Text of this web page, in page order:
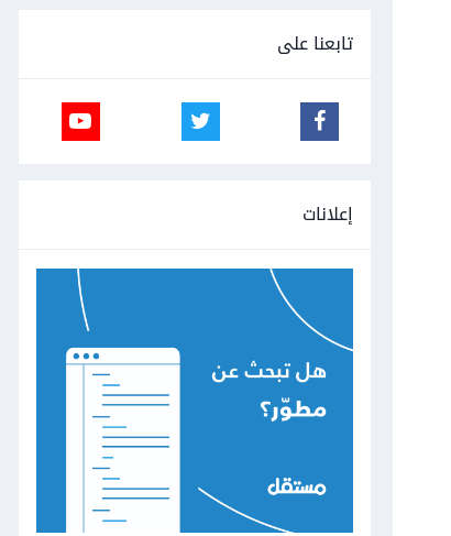
تابعنا على
إعلانات